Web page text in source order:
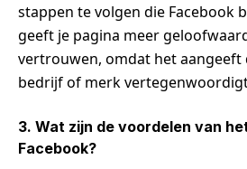
stappen te volgen die Facebook
geeft je pagina meer
vertrouwen, omdat het aangeeft
bedrijf of merk
3. Wat zijn de voordelen van
Facebook?